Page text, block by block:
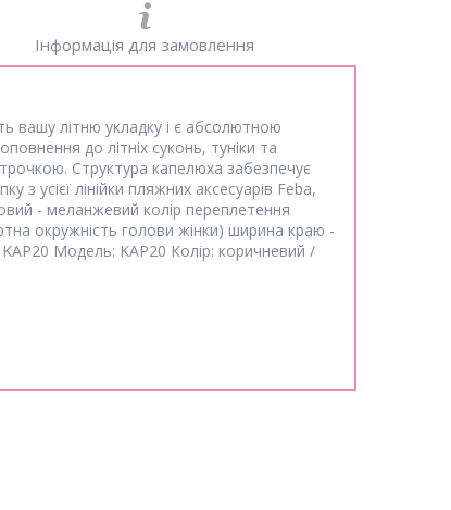
Інформація для замовлення
вашу літню укладку і є абсолютною
до літніх суконь, туніки та
Структура капелюха забезпечує
усієї лінійки пляжних аксесуарів Feba,
- меланжевий колір переплетення
окружність голови жінки) ширина краю -
Модель: KAP20 Колір: коричневий /